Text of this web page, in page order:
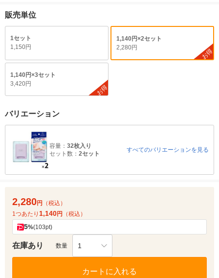
販売単位
1セット
1,150円
1,140円×2セット
2,280円
お得
1,140円×3セット
3,420円
お得
バリエーション
容量： 32枚入り
セット数： 2セット
すべてのバリエーションを見る
2,280円
（税込）
1つあたり 1,140円 （税込）
5%(103pt)
在庫あり 数量 1
カートに入れる